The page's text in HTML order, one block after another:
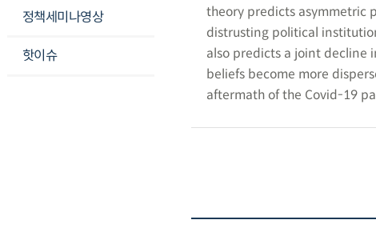
정책세미나영상
핫이슈
theory predicts asymmetric
distrusting political
also predicts a joint decline
beliefs become more
aftermath of the Covid-19